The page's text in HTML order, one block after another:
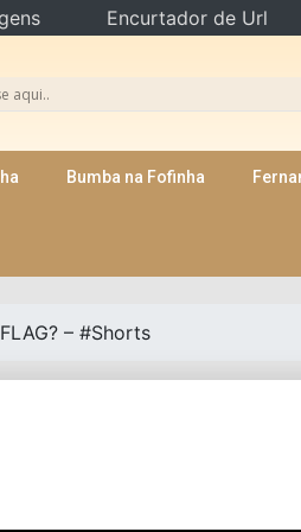
Bumba na Fofinha
– #Shorts
Encurtador de Url